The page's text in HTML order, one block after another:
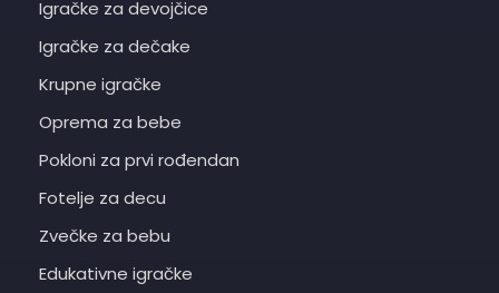
Igračke za devojčice
Igračke za dečake
Krupne igračke
Oprema za bebe
Pokloni za prvi rođendan
Fotelje za decu
Zvečke za bebu
Edukativne igračke